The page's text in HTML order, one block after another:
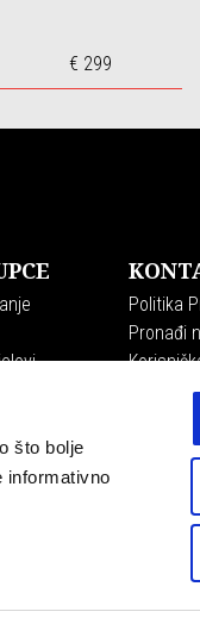
što bolje
informativno
€ 299
Politika
Pronađi
Recall